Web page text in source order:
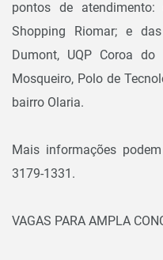
pontos de
Shopping Riomar; e
Dumont, UQP Coroa
Mosqueiro, Polo de
bairro Olaria.
Mais informações
3179-1331.
VAGAS PARA AMPLA